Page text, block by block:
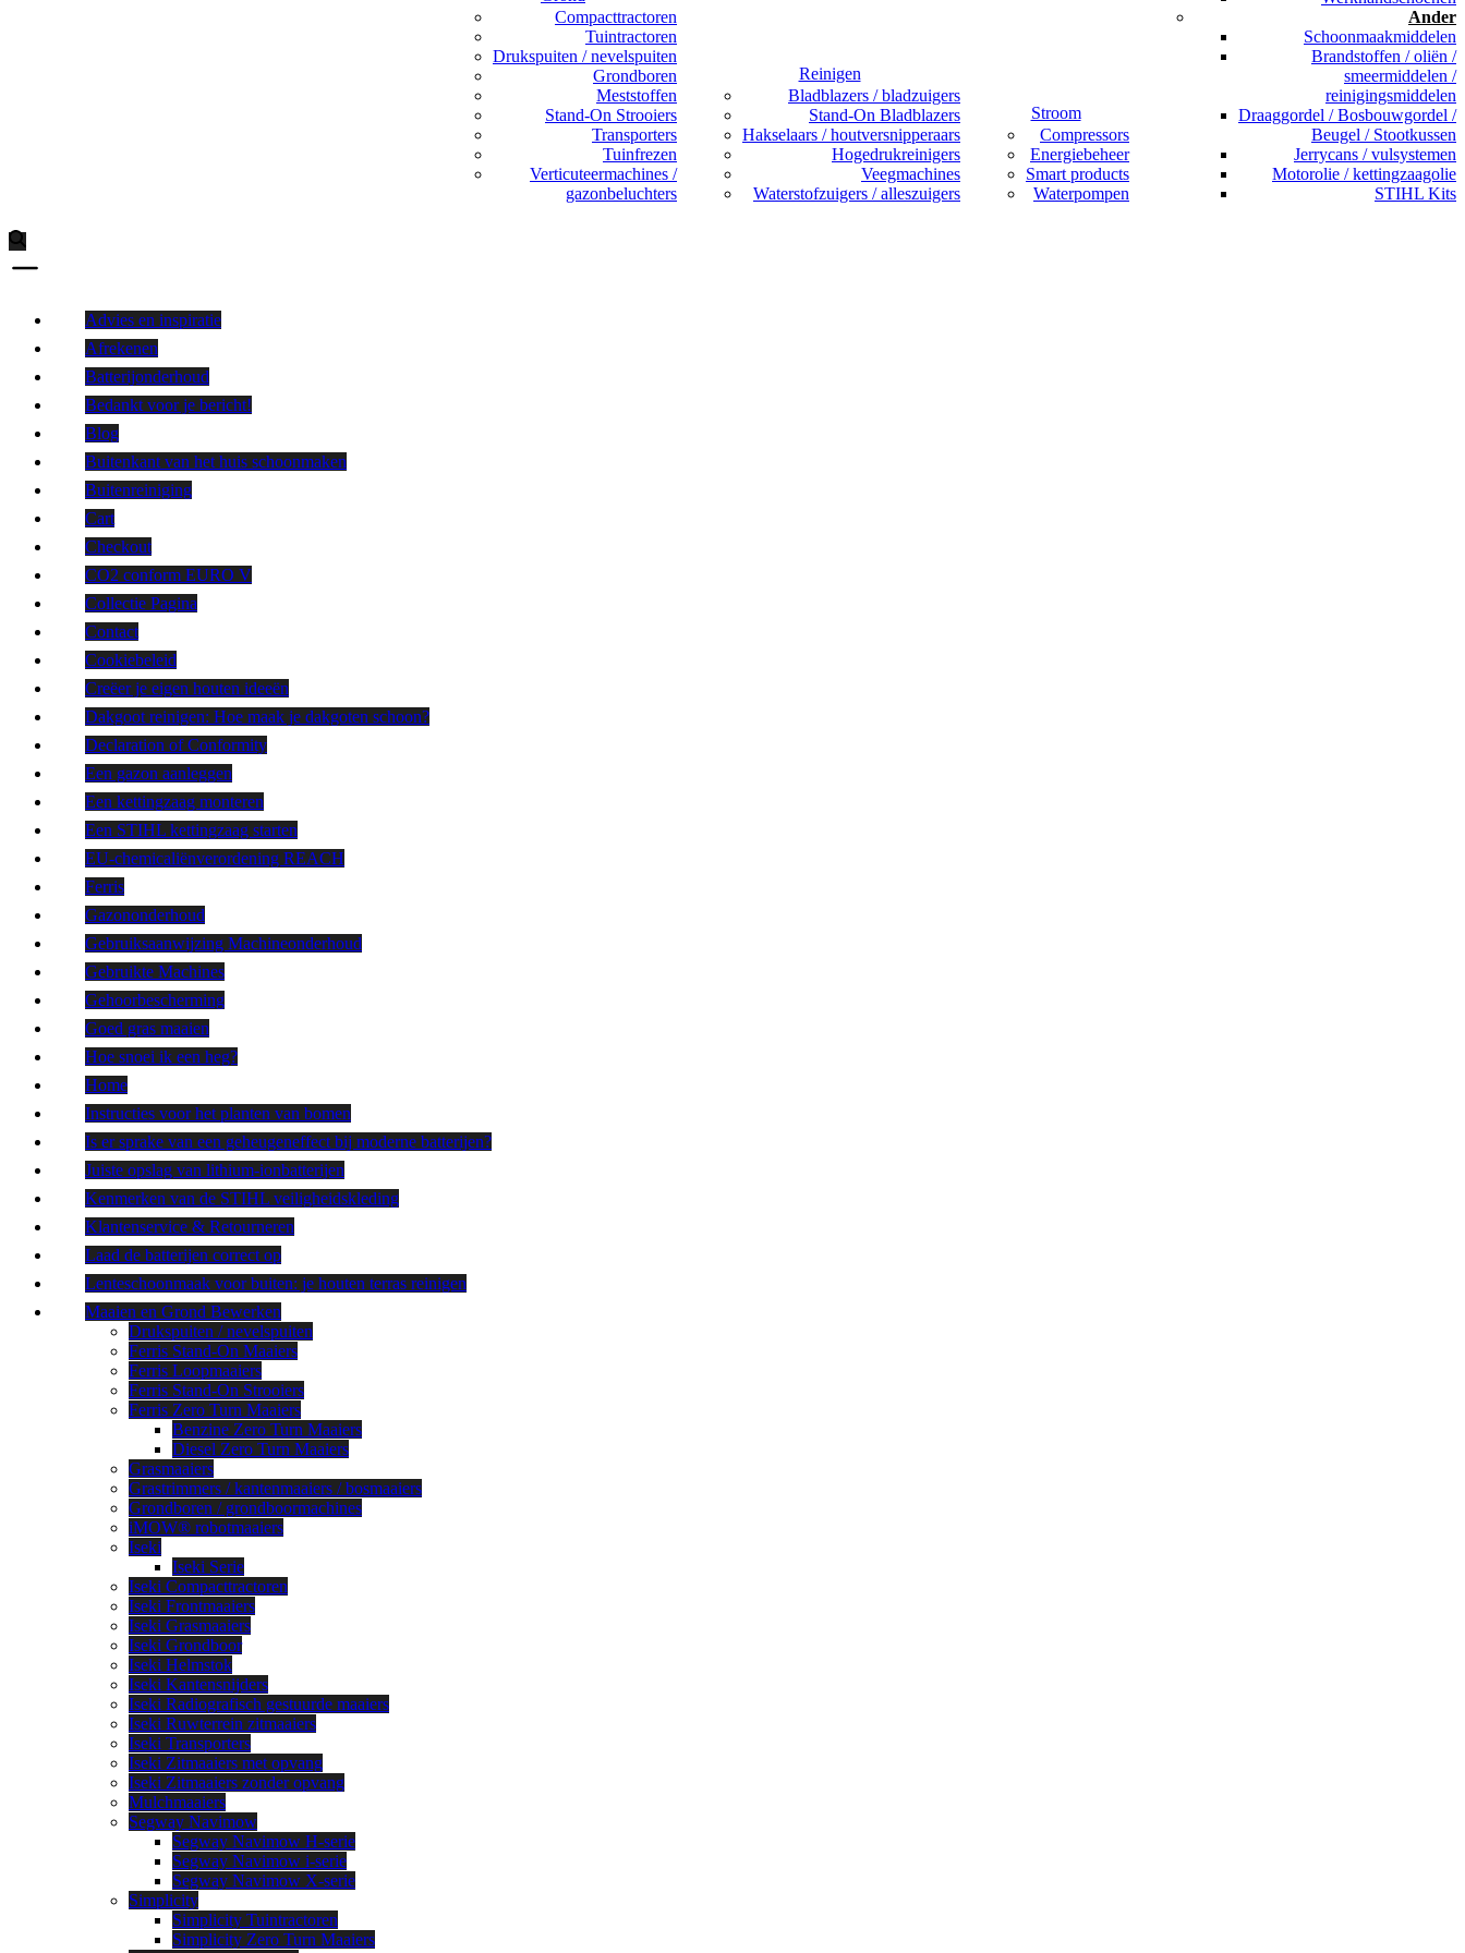
Compacttractoren
Tuintractoren
Drukspuiten / nevelspuiten
Grondboren
Meststoffen
Stand-On Strooiers
Transporters
Tuinfrezen
Verticuteermachines /
gazonbeluchters
Reinigen
Bladblazers / bladzuigers
Stand-On Bladblazers
Hakselaars / houtversnipperaars
Hogedrukreinigers
Veegmachines
Waterstofzuigers / alleszuigers
Stroom
Compressors
Energiebeheer
Smart products
Waterpompen
Ander
Schoonmaakmiddelen
Brandstoffen / oliën /
smeermiddelen /
reinigingsmiddelen
Draaggordel / Bosbouwgordel /
Beugel / Stootkussen
Jerrycans / vulsystemen
Motorolie / kettingzaagolie
STIHL Kits
Advies en inspiratie
Afrekenen
Batterijonderhoud
Bedankt voor je bericht!
Blog
Buitenkant van het huis schoonmaken
Buitenreiniging
Cart
Checkout
CO2 conform EURO V
Collectie Pagina
Contact
Cookiebeleid
Creëer je eigen houten ideeën
Dakgoot reinigen: Hoe maak je dakgoten schoon?
Declaration of Conformity
Een gazon aanleggen
Een kettingzaag monteren
Een STIHL kettingzaag starten
EU-chemicaliënverordening REACH
Ferris
Gazononderhoud
Gebruiksaanwijzing Machineonderhoud
Gebruikte Machines
Gehoorbescherming
Goed gras maaien
Hoe snoei ik een heg?
Home
Instructies voor het planten van bomen
Is er sprake van een geheugeneffect bij moderne batterijen?
Juiste opslag van lithium-ionbatterijen
Kenmerken van de STIHL veiligheidskleding
Klantenservice & Retourneren
Laad de batterijen correct op
Lenteschoonmaak voor buiten: je houten terras reinigen
Maaien en Grond Bewerken
Drukspuiten / nevelspuiten
Ferris Stand-On Maaiers
Ferris Loopmaaiers
Ferris Stand-On Strooiers
Ferris Zero Turn Maaiers
Benzine Zero Turn Maaiers
Diesel Zero Turn Maaiers
Grasmaaiers
Grastrimmers / kantenmaaiers / bosmaaiers
Grondboren / grondboormachines
iMOW® robotmaaiers
Iseki
Iseki Serie
Iseki Compacttractoren
Iseki Frontmaaiers
Iseki Grasmaaiers
Iseki Grondboor
Iseki Helmstok
Iseki Kantensnijders
Iseki Radiografisch gestuurde maaiers
Iseki Ruwterrein zitmaaiers
Iseki Transporters
Iseki Zitmaaiers met opvang
Iseki Zitmaaiers zonder opvang
Mulchmaaiers
Segway Navimow
Segway Navimow H-serie
Segway Navimow i-serie
Segway Navimow X-serie
Simplicity
Simplicity Tuintractoren
Simplicity Zero Turn Maaiers